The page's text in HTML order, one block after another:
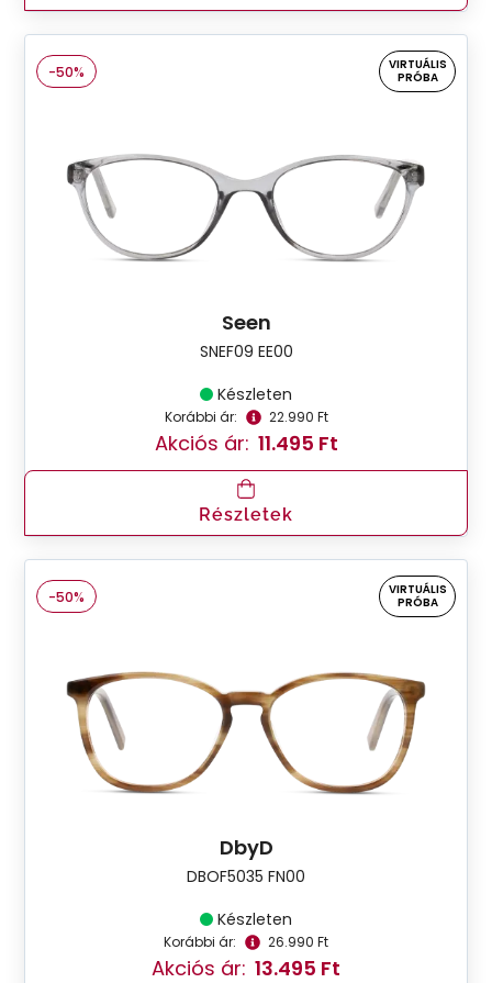
-50%
VIRTUÁLIS
PRÓBA
Seen
SNEF09 EE00
Készleten
Korábbi ár: 22.990 Ft
Akciós ár: 11.495 Ft
Részletek
-50%
VIRTUÁLIS
PRÓBA
DbyD
DBOF5035 FN00
Készleten
Korábbi ár: 26.990 Ft
Akciós ár: 13.495 Ft